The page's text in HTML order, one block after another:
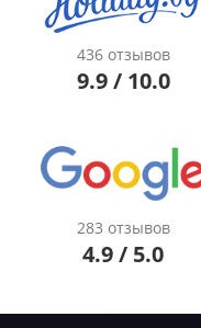
436 отзывов
9.9 / 10.0
283 отзывов
4.9 / 5.0